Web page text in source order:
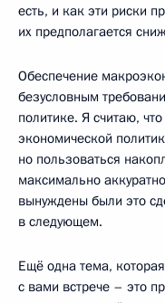
есть, и как эти риски
их предполагается
Обеспечение
безусловным
политике. Я считаю,
экономической
но пользоваться
максимально
вынуждены были это
в следующем.
Ещё одна тема,
с вами встрече – это